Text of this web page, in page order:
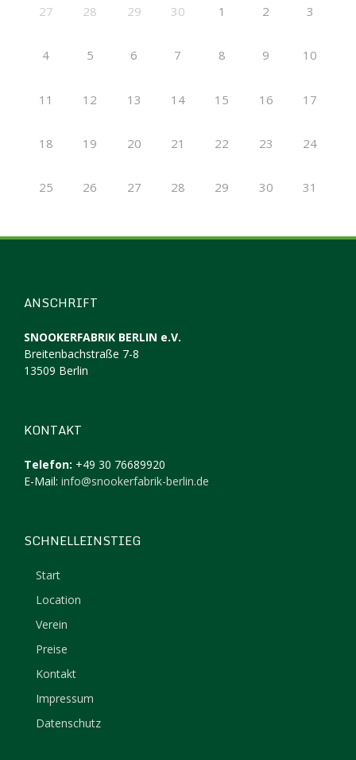
27 28 29 30 1 2 3
4 5 6 7 8 9 10
11 12 13 14 15 16 17
18 19 20 21 22 23 24
25 26 27 28 29 30 31
ANSCHRIFT
SNOOKERFABRIK BERLIN e.V.
Breitenbachstraße 7-8
13509 Berlin
KONTAKT
Telefon: +49 30 76689920
E-Mail: info@snookerfabrik-berlin.de
SCHNELLEINSTIEG
Start
Location
Verein
Preise
Kontakt
Impressum
Datenschutz